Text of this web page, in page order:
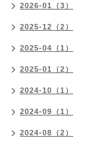
2026-01（3）
2025-12（2）
2025-04（1）
2025-01（2）
2024-10（1）
2024-09（1）
2024-08（2）